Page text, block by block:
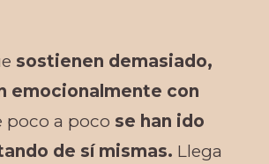
sostienen demasiado,
emocionalmente con
a poco se han ido
de sí mismas. Llega